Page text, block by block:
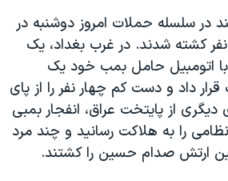
در سلسله حملات امروز دوشنبه در
سراسر عراق جمعا ۱۱ نفر کشته شدند. در غرب بغداد، يک
با اتومبيل حامل بمب خود يک
داد و دست کم چهار نفر را از پای
از پايتخت عراق، انفجار بمبی
را به هلاکت رسانيد و چند مرد
ارتش صدام حسين را کشتند.